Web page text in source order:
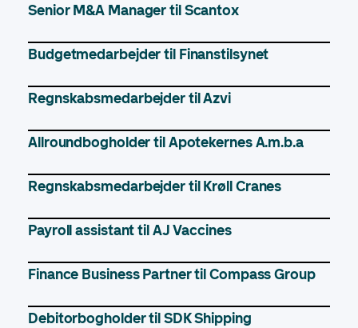
Senior M&A Manager til Scantox
Budgetmedarbejder til Finanstilsynet
Regnskabsmedarbejder til Azvi
Allroundbogholder til Apotekernes A.m.b.a
Regnskabsmedarbejder til Krøll Cranes
Payroll assistant til AJ Vaccines
Finance Business Partner til Compass Group
Debitorbogholder til SDK Shipping